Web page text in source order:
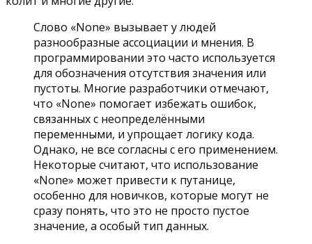
Слово «None» вызывает у людей
разнообразные ассоциации и мнения. В
программировании это часто используется
для обозначения отсутствия значения или
пустоты. Многие разработчики отмечают,
что «None» помогает избежать ошибок,
связанных с неопределёнными
переменными, и упрощает логику кода.
Однако, не все согласны с его применением.
Некоторые считают, что использование
«None» может привести к путанице,
особенно для новичков, которые могут не
сразу понять, что это не просто пустое
значение, а особый тип данных.